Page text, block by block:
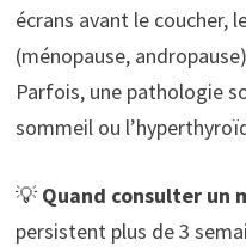
écrans avant le coucher,
(ménopause,
Parfois, une pathologie
sommeil ou
💡 Quand consulter un
persistent plus de 3